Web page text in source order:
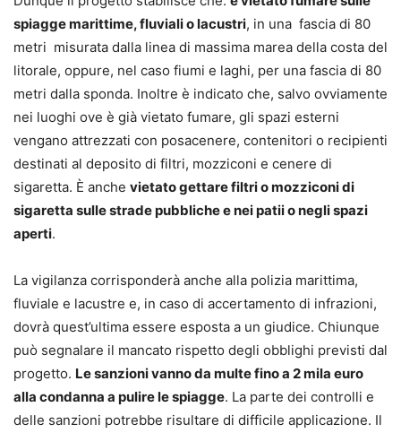
spiagge marittime, fluviali o lacustri, in una fascia di 80
metri misurata dalla linea di massima marea della costa del
litorale, oppure, nel caso fiumi e laghi, per una fascia di 80
metri dalla sponda. Inoltre è indicato che, salvo ovviamente
nei luoghi ove è già vietato fumare, gli spazi esterni
vengano attrezzati con posacenere, contenitori o recipienti
destinati al deposito di filtri, mozziconi e cenere di
sigaretta. È anche vietato gettare filtri o mozziconi di
sigaretta sulle strade pubbliche e nei patii o negli spazi
aperti.
La vigilanza corrisponderà anche alla polizia marittima,
fluviale e lacustre e, in caso di accertamento di infrazioni,
dovrà quest’ultima essere esposta a un giudice. Chiunque
può segnalare il mancato rispetto degli obblighi previsti dal
progetto. Le sanzioni vanno da multe fino a 2 mila euro
alla condanna a pulire le spiagge. La parte dei controlli e
delle sanzioni potrebbe risultare di difficile applicazione. Il